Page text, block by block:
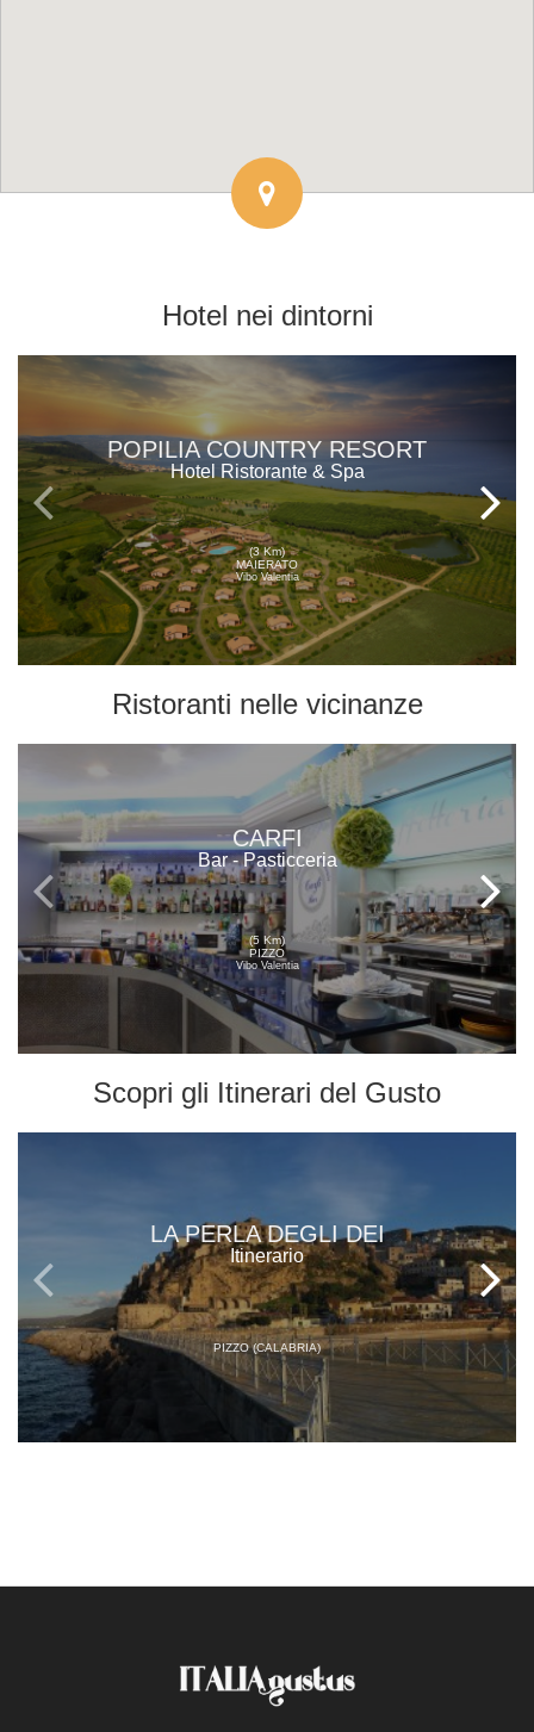
Hotel nei dintorni
POPILIA COUNTRY RESORT
Hotel Ristorante & Spa
(3 Km)
MAIERATO
Vibo Valentia
Ristoranti nelle vicinanze
CARFI
Bar - Pasticceria
(5 Km)
PIZZO
Vibo Valentia
Scopri gli Itinerari del Gusto
LA PERLA DEGLI DEI
Itinerario
PIZZO (CALABRIA)